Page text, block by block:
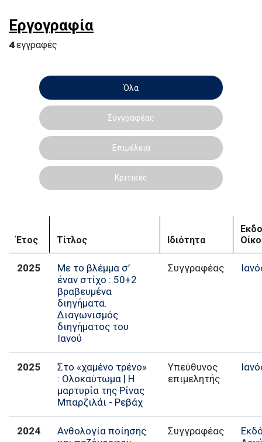
Εργογραφία
4εγγραφές
Όλα
Συγγραφέας
Επιμέλεια
Κριτικές
Έτος Τίτλος Ιδιότητα
2025
Με το βλέμμα σ’
έναν στίχο : 50+2
βραβευμένα
διηγήματα.
Διαγωνισμός
διηγήματος του
Ιανού
Συγγραφέας
2025
Στο «χαμένο τρένο»
: Ολοκαύτωμα | Η
μαρτυρία της Ρίνας
Μπαρζιλάι - Ρεβάχ
Υπεύθυνος
επιμελητής
2024
Ανθολογία ποίησης
Συγγραφέας